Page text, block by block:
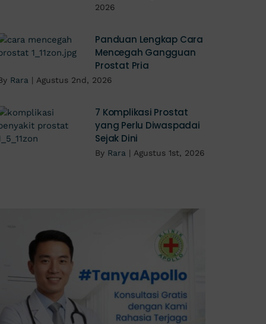
2026
Panduan Lengkap Cara
Mencegah Gangguan
Prostat Pria
Rara | Agustus 2nd, 2026
7 Komplikasi Prostat
yang Perlu Diwaspadai
Sejak Dini
By Rara | Agustus 1st, 2026